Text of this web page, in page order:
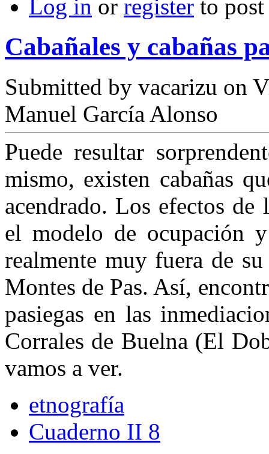
Log in or register to
Cabañales y cabañas
Submitted by vacarizu on
Manuel García Alonso
Puede resultar
mismo, existen cabañas
acendrado. Los efectos de
el mo­delo de ocupación
realmente muy fuera de
Montes de Pas. Así,
pasiegas en las
Corrales de Buelna (El
va­mos a ver.
etnografía
Cuaderno II 8